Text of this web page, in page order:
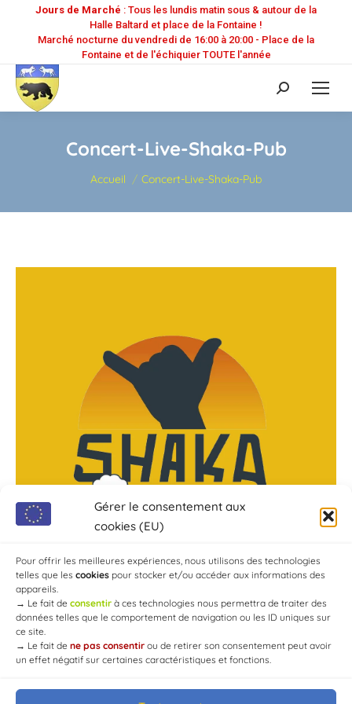
Gérer le consentement aux
cookies (EU)
Pour offrir les meilleures expériences, nous utilisons des technologies
telles que les cookies pour stocker et/ou accéder aux informations des
appareils.
→ Le fait de consentir à ces technologies nous permettra de traiter des
données telles que le comportement de navigation ou les ID uniques sur
ce site.
→ Le fait de ne pas consentir ou de retirer son consentement peut avoir
un effet négatif sur certaines caractéristiques et fonctions.
Jours de Marché : Tous les lundis matin sous & autour de la
Halle Baltard et place de la Fontaine !
Marché nocturne du vendredi de 16:00 à 20:00 - Place de la
Fontaine et de l'échiquier TOUTE l'année
Recherche
:
Concert-Live-Shaka-Pub
Vous êtes ici :
Accueil Concert-Live-Shaka-Pub